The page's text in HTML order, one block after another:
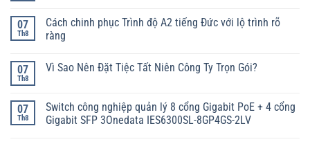
07
Th8
Cách chinh phục Trình độ A2 tiếng Đức với lộ trình rõ
ràng
07
Th8
Vì Sao Nên Đặt Tiệc Tất Niên Công Ty Trọn Gói?
07
Th8
Switch công nghiệp quản lý 8 cổng Gigabit PoE + 4 cổng
Gigabit SFP 3Onedata IES6300SL-8GP4GS-2LV